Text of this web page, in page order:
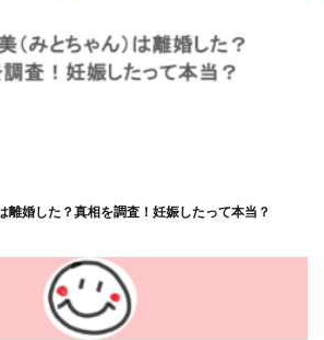
離婚した？真相を調査！妊娠したって本当？